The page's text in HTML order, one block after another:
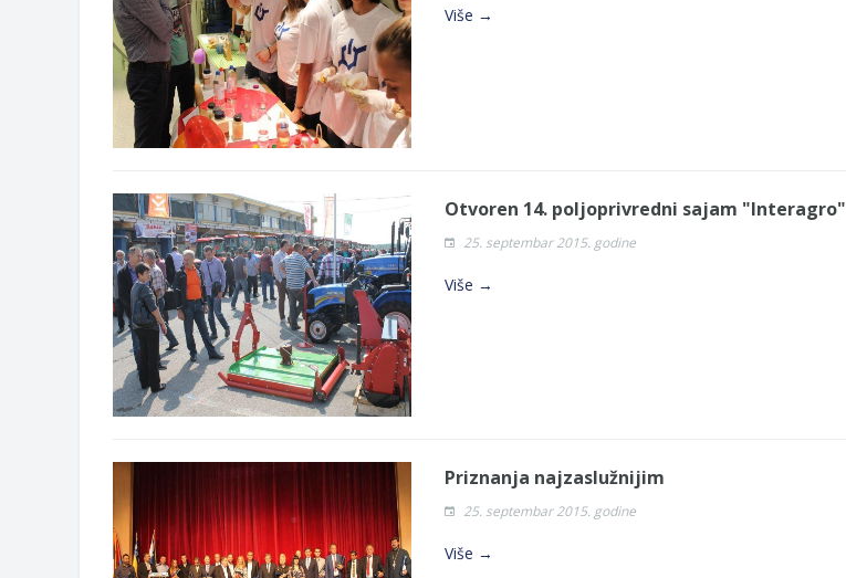
Više →
Otvoren 14. poljoprivredni sajam "Interagro"
25. septembar 2015. godine
Više →
Priznanja najzaslužnijim
25. septembar 2015. godine
Više →